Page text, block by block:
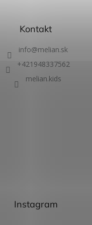
Kontakt
info@melian.sk
+421948337562
melian.kids
Instagram